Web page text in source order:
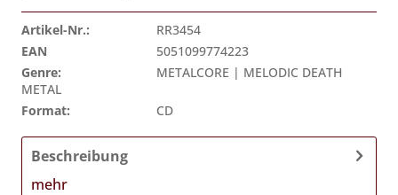
Artikel-Nr.:
RR3454
EAN
5051099774223
Genre:
METALCORE | MELODIC DEATH
METAL
Format:
CD
Beschreibung
mehr